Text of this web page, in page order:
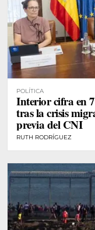
POLÍTICA
Interior cifra en
tras la crisis
previa del CNI
RUTH RODRÍGUEZ